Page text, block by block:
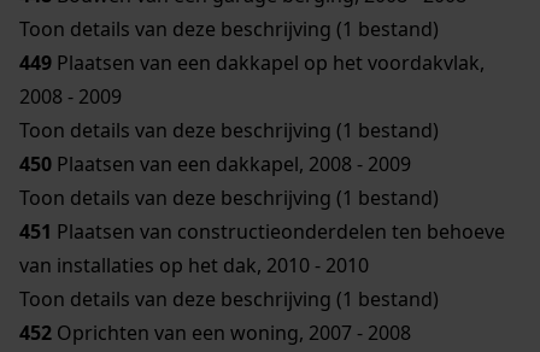
Toon details van deze beschrijving (1 bestand)
449 Plaatsen van een dakkapel op het voordakvlak,
2008 - 2009
Toon details van deze beschrijving (1 bestand)
450 Plaatsen van een dakkapel, 2008 - 2009
Toon details van deze beschrijving (1 bestand)
451 Plaatsen van constructieonderdelen ten behoeve
van installaties op het dak, 2010 - 2010
Toon details van deze beschrijving (1 bestand)
452 Oprichten van een woning, 2007 - 2008